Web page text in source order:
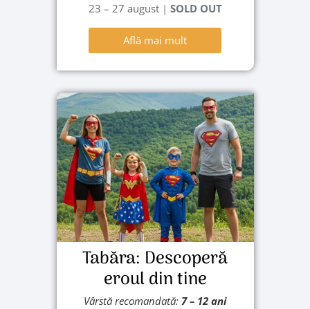
23 – 27 august | SOLD OUT
Află mai mult
Tabăra: Descoperă
eroul din tine
Vârstă recomandată: 7– 12 ani